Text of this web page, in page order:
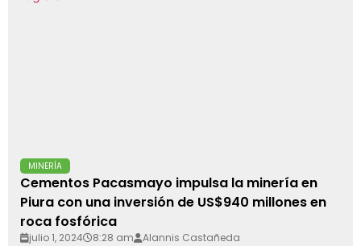
MINERÍA
Cementos Pacasmayo impulsa la minería en
Piura con una inversión de US$940 millones en
roca fosfórica
julio 1, 2024 8:28 am Alannis Castañeda